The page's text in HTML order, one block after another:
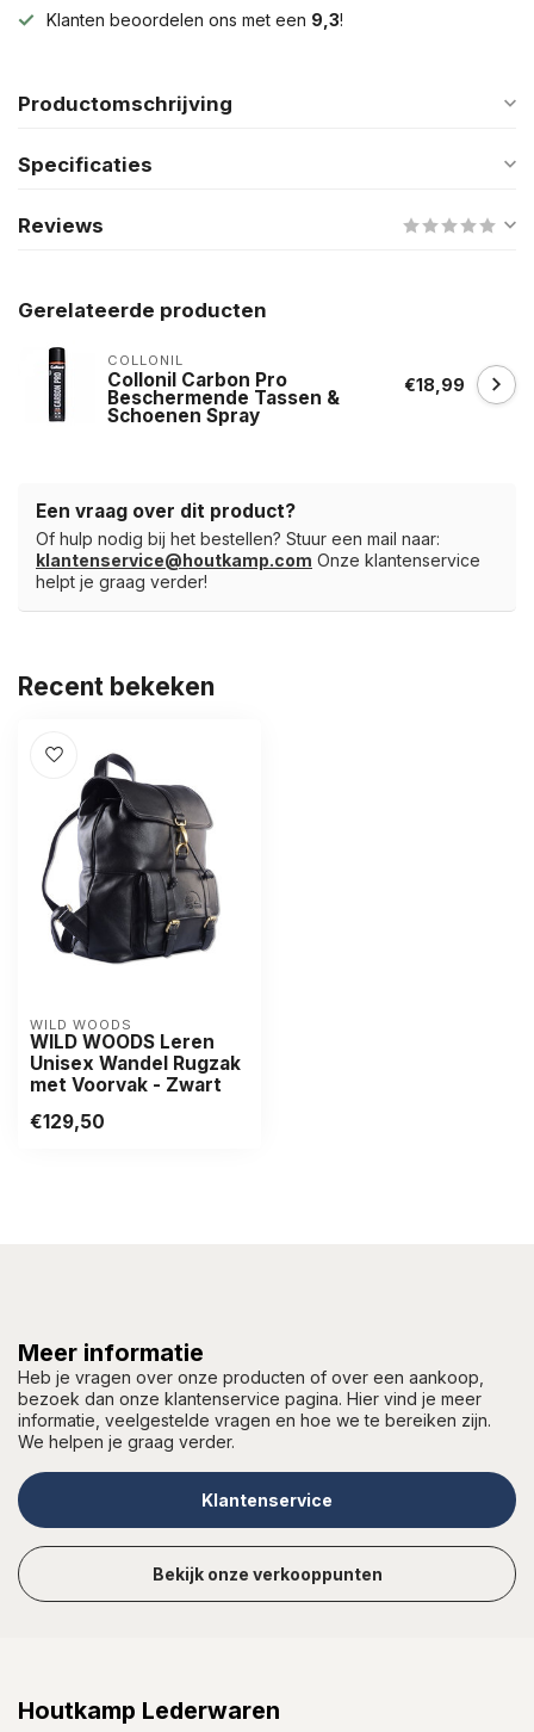
Klanten beoordelen ons met een 9,3!
Productomschrijving
Specificaties
Reviews
Gerelateerde producten
COLLONIL
Collonil Carbon Pro
Beschermende Tassen &
Schoenen Spray
€18,99
Een vraag over dit product?
Of hulp nodig bij het bestellen? Stuur een mail naar:
klantenservice@houtkamp.com Onze klantenservice
helpt je graag verder!
Recent bekeken
WILD WOODS
WILD WOODS Leren
Unisex Wandel Rugzak
met Voorvak - Zwart
€129,50
Meer informatie
Heb je vragen over onze producten of over een aankoop,
bezoek dan onze klantenservice pagina. Hier vind je meer
informatie, veelgestelde vragen en hoe we te bereiken zijn.
We helpen je graag verder.
Klantenservice
Bekijk onze verkooppunten
Houtkamp Lederwaren